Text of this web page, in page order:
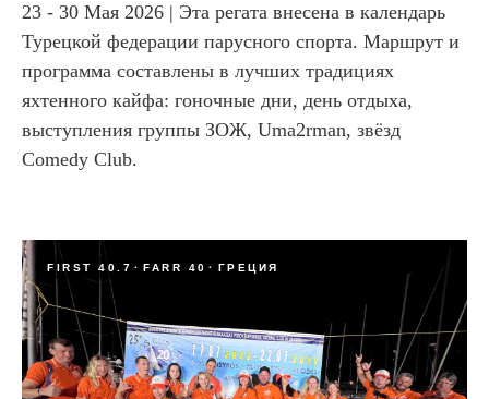
23 - 30 Мая 2026 | Эта регата внесена в календарь
Турецкой федерации парусного спорта. Маршрут и
программа составлены в лучших традициях
яхтенного кайфа: гоночные дни, день отдыха,
выступления группы ЗОЖ, Uma2rman, звёзд
Comedy Club.
FIRST 40.7 FARR 40 ГРЕЦИЯ